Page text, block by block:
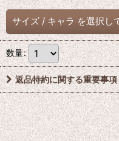
サイズ / キャラ を選択し
数量:
返品特約に関する重要事項